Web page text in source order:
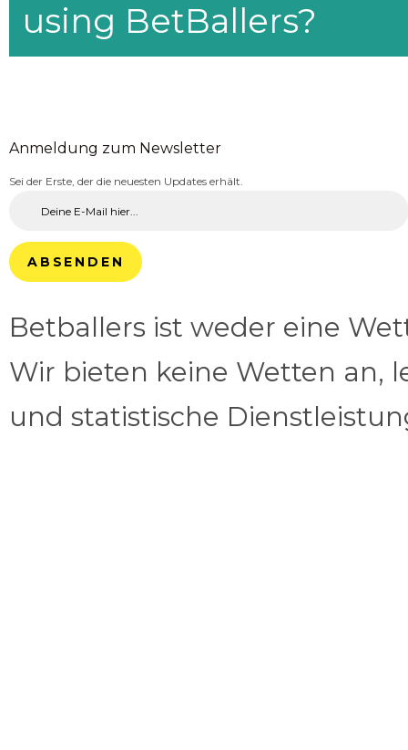
using BetBallers?
Anmeldung zum Newsletter
Sei der Erste, der die neuesten Updates erhält.
ABSENDEN
Betballers ist weder eine
Wir bieten keine Wetten an,
und statistische